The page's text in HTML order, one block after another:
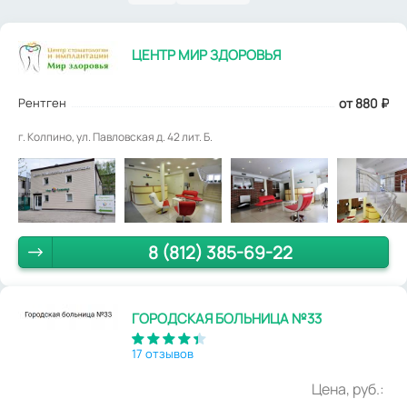
ЦЕНТР МИР ЗДОРОВЬЯ
Рентген от 880 ₽
г. Колпино, ул. Павловская д. 42 лит. Б.
8 (812) 385-69-22
ГОРОДСКАЯ БОЛЬНИЦА №33
17 отзывов
Цена, руб.: